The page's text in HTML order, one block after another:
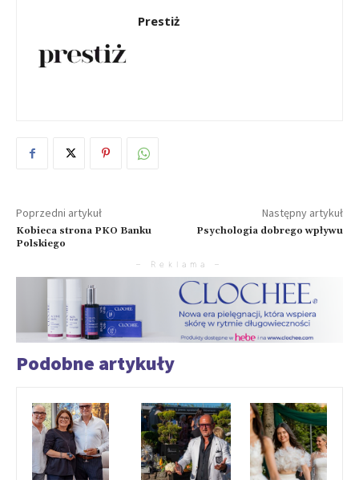
Prestiż
Poprzedni artykuł
Kobieca strona PKO Banku
Polskiego
Następny artykuł
Psychologia dobrego wpływu
– Reklama –
Podobne artykuły